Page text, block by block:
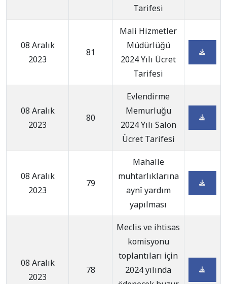
Tarifesi
08 Aralık
2023
81
Mali Hizmetler
Müdürlüğü
2024 Yılı Ücret
Tarifesi
08 Aralık
2023
80
Evlendirme
Memurluğu
2024 Yılı Salon
Ücret Tarifesi
08 Aralık
2023
79
Mahalle
muhtarlıklarına
aynî yardım
yapılması
08 Aralık
2023
78
Meclis ve ihtisas
komisyonu
toplantıları için
2024 yılında